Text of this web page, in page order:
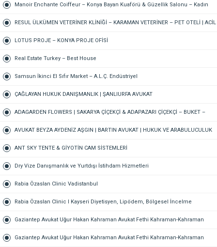
VETERİNER-KARATAY | ACİL-7/24 NÖBETÇİ VETERİNER KLİNİĞİ
Manoir Enchante Coiffeur – Konya Bayan Kuaförü & Güzellik Salonu – Kadın
Kuaförü – Meram Kuaför – Bayan Kuaförü – Konya Kuaför
RESUL ÜLKÜMEN VETERİNER KLİNİĞİ – KARAMAN VETERİNER – PET OTELİ | ACİL
VETERİNER – 7/24 AÇIK NÖBETÇİ VETERİNER KLİNİĞİ
LOTUS PROJE – KONYA PROJE OFİSİ
Real Estate Turkey – Best House
Samsun İkinci El Sıfır Market – A.L.Ç. Endüstriyel
ÇAĞLAYAN HUKUK DANIŞMANLIK | ŞANLIURFA AVUKAT
ADAGARDEN FLOWERS | SAKARYA ÇİÇEKÇİ & ADAPAZARI ÇİÇEKÇİ – BUKET –
GELİN ÇİÇEĞİ – DÜĞÜN-NİŞAN – ORGANİZASYON – ONLINE SİPARİŞ
AVUKAT BEYZA AYDENİZ AŞGIN | BARTIN AVUKAT | HUKUK VE ARABULUCULUK
BÜROSU – AİLE, CEZA, İŞ HUKUKU, BOŞANMA AVUKATI
ANT SKY TENTE & GİYOTİN CAM SİSTEMLERİ
Dry Vize Danışmanlık ve Yurtdışı İstihdam Hizmetleri
Rabia Özaslan Clinic Vadistanbul
Rabia Özaslan Clinic I Kayseri Diyetisyen, Lipödem, Bölgesel İncelme
Gaziantep Avukat Uğur Hakan Kahraman Avukat Fethi Kahraman-Kahraman
Hukuk Bürosu Gaziantep
Gaziantep Avukat Uğur Hakan Kahraman Avukat Fethi Kahraman-Kahraman